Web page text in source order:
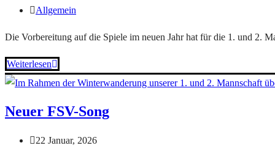
Allgemein
Die Vorbereitung auf die Spiele im neuen Jahr hat für die 1. und 2.
Weiterlesen
Neuer FSV-Song
22 Januar, 2026